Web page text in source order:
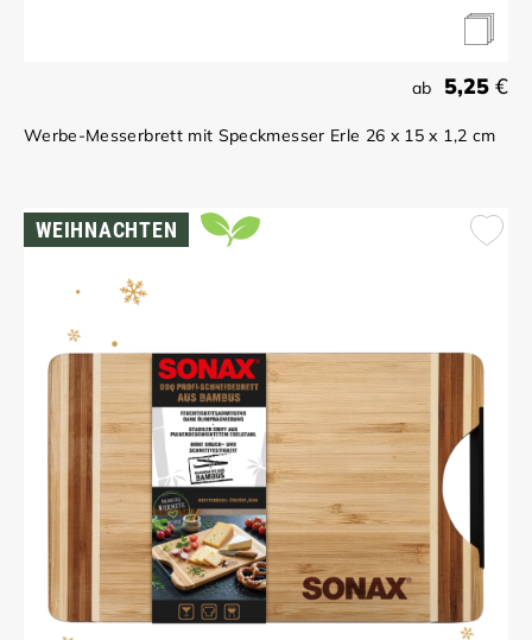
ab 5,25 €
Werbe-Messerbrett mit Speckmesser Erle 26 x 15 x 1,2 cm
WEIHNACHTEN